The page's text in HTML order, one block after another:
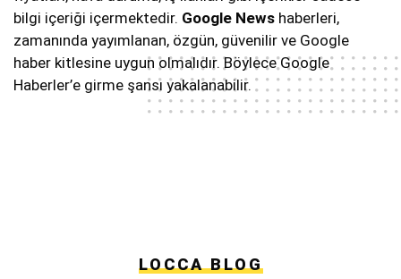
bilgi içeriği içermektedir. Google News haberleri,
zamanında yayımlanan, özgün, güvenilir ve Google
haber kitlesine uygun olmalıdır. Böylece Google
Haberler’e girme şansı yakalanabilir.
LOCCA BLOG